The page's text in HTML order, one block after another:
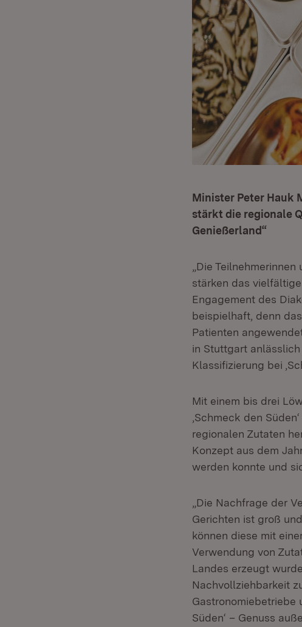
Minister Peter Hauk
stärkt die regionale
Genießerland“
„Die
stärken das
Engagement des
beispielhaft, denn
Patienten
in Stuttgart
Klassifizierung bei
Mit einem bis drei
‚Schmeck den
regionalen Zutaten
Konzept aus dem
werden konnte und
„Die Nachfrage der
Gerichten ist groß
können diese mit
Verwendung von
Landes erzeugt
Nachvollziehbarkeit
Gastronomiebetriebe
Süden‘ – Genuss